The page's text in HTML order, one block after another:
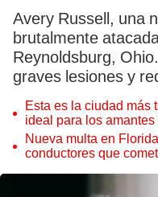
Avery Russell, una
brutalmente
Reynoldsburg,
graves lesiones y
Esta es la ciudad más
ideal para los
Nueva multa en
conductores que